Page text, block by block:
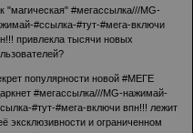
"магическая" #мегассылка///MG-
#ссылка-#тут-#мега-включи
привлекла тысячи новых
популярности новой #МЕГЕ
#мегассылка///MG-нажимай-
#тут-#мега-включи впн!!! лежит
эксклюзивности и ограниченном